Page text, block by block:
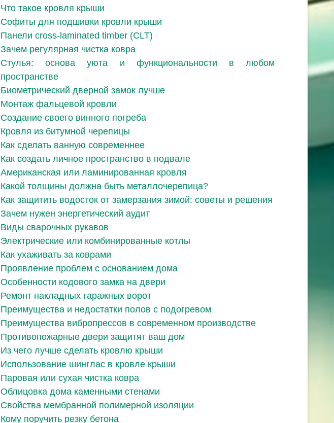
Что такое кровля крыши
Софиты для подшивки кровли крыши
Панели cross-laminated timber (CLT)
Зачем регулярная чистка ковра
Стулья: основа уюта и функциональности в любом
пространстве
Биометрический дверной замок лучше
Монтаж фальцевой кровли
Создание своего винного погреба
Кровля из битумной черепицы
Как сделать ванную современнее
Как создать личное пространство в подвале
Американская или ламинированная кровля
Какой толщины должна быть металлочерепица?
Как защитить водосток от замерзания зимой: советы и решения
Зачем нужен энергетический аудит
Виды сварочных рукавов
Электрические или комбинированные котлы
Как ухаживать за коврами
Проявление проблем с основанием дома
Особенности кодового замка на двери
Ремонт накладных гаражных ворот
Преимущества и недостатки полов с подогревом
Преимущества вибропрессов в современном производстве
Противопожарные двери защитят ваш дом
Из чего лучше сделать кровлю крыши
Использование шинглас в кровле крыши
Паровая или сухая чистка ковра
Облицовка дома каменными стенами
Свойства мембранной полимерной изоляции
Кому поручить резку бетона